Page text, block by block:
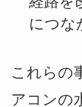
につな
これらの
アコンの